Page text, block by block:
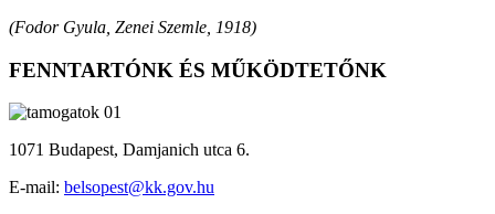
(Fodor Gyula, Zenei Szemle, 1918)
FENNTARTÓNK ÉS MŰKÖDTETŐNK
1071 Budapest, Damjanich utca 6.
E-mail: belsopest@kk.gov.hu